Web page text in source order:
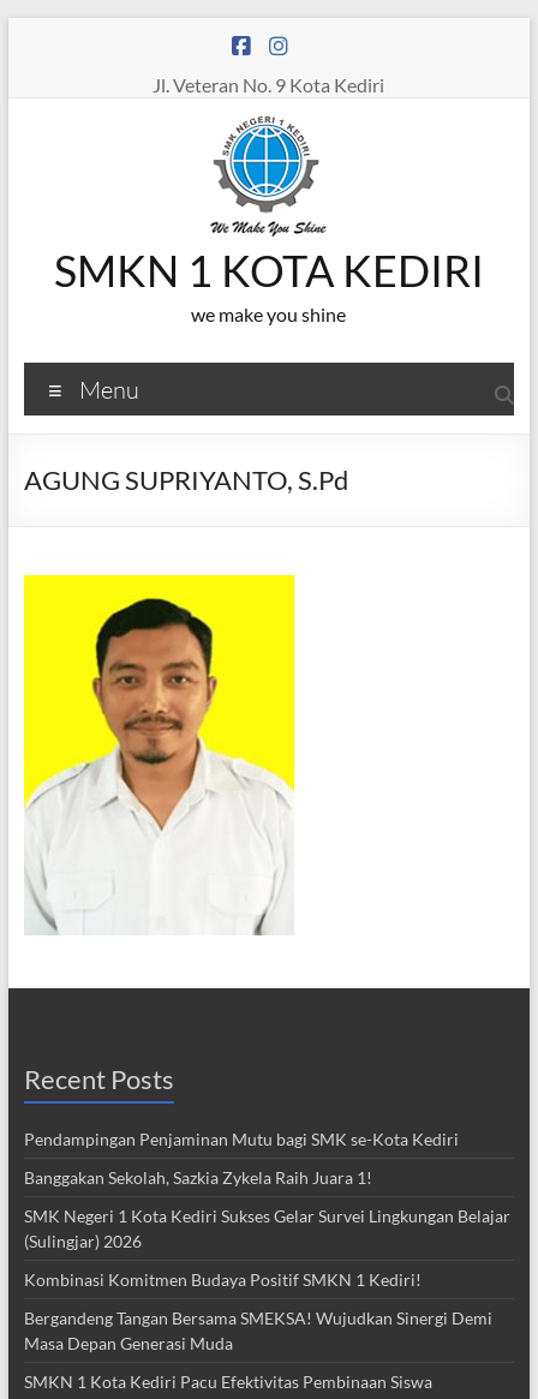
Jl. Veteran No. 9 Kota Kediri
SMKN 1 KOTA KEDIRI
we make you shine
Menu
AGUNG SUPRIYANTO, S.Pd
Recent Posts
Pendampingan Penjaminan Mutu bagi SMK se-Kota Kediri
Banggakan Sekolah, Sazkia Zykela Raih Juara 1!
SMK Negeri 1 Kota Kediri Sukses Gelar Survei Lingkungan Belajar
(Sulingjar) 2026
Kombinasi Komitmen Budaya Positif SMKN 1 Kediri!
Bergandeng Tangan Bersama SMEKSA! Wujudkan Sinergi Demi
Masa Depan Generasi Muda
SMKN 1 Kota Kediri Pacu Efektivitas Pembinaan Siswa